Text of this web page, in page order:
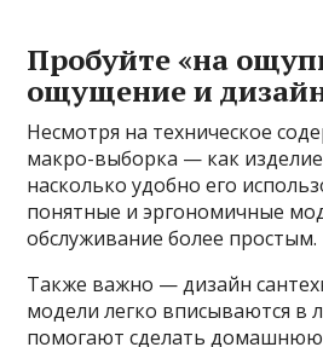
Пробуйте «на
ощущение и
Несмотря на техническое
макро-выборка — как
насколько удобно его
понятные и эргономичные
обслуживание более простым.
Также важно — дизайн
модели легко вписываются в
помогают сделать